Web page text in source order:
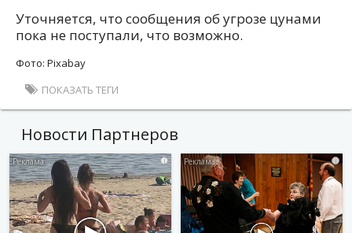
Уточняется, что сообщения об угрозе цунами
пока не поступали, что возможно.
Фото: Pixabаy
ПОКАЗАТЬ ТЕГИ
Новости Партнеров
i i